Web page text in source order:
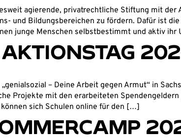
agierende, privatrechtliche Stiftung mit
und Bildungsbereichen zu fördern. Dafür ist
junge Menschen selbstbestimmt und aktiv
– Deine Arbeit gegen Armut“ in
Projekte mit den erarbeiteten
sich Schulen online für den […]